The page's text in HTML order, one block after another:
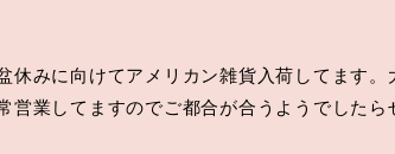
休みに向けてアメリカン雑貨入荷してます
営業してますのでご都合が合うようでしたら